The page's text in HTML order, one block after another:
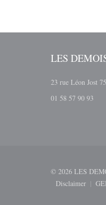
LES
23 rue Léon Jost
01 58 57 90 93
© 2026 LES
Disclaimer
((opent in